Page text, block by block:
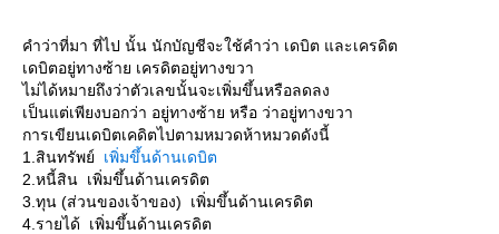
คำว่าที่มา ที่ไป นั้น นักบัญชีจะใช้คำว่า เดบิต และเครดิต
เดบิตอยู่ทางซ้าย เครดิตอยู่ทางขวา
ไม่ได้หมายถึงว่าตัวเลขนั้นจะเพิ่มขึ้นหรือลดลง
เป็นแต่เพียงบอกว่า อยู่ทางซ้าย หรือ ว่าอยู่ทางขวา
การเขียนเดบิตเคดิตไปตามหมวดห้าหมวดดังนี้
1.สินทรัพย์ เพิ่มขึ้นด้านเดบิต
2.หนี้สิน เพิ่มขึ้นด้านเครดิต
3.ทุน (ส่วนของเจ้าของ) เพิ่มขึ้นด้านเครดิต
4.รายได้ เพิ่มขึ้นด้านเครดิต